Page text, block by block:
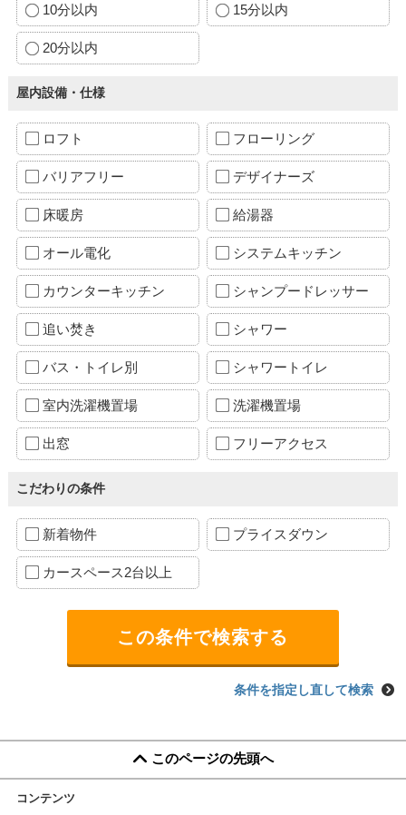
10分以内 15分以内
20分以内
屋内設備・仕様
ロフト フローリング
バリアフリー デザイナーズ
床暖房 給湯器
オール電化 システムキッチン
カウンターキッチン シャンプードレッサー
追い焚き シャワー
バス・トイレ別 シャワートイレ
室内洗濯機置場 洗濯機置場
出窓 フリーアクセス
こだわりの条件
新着物件 プライスダウン
カースペース2台以上
条件を指定し直して検索
このページの先頭へ
コンテンツ